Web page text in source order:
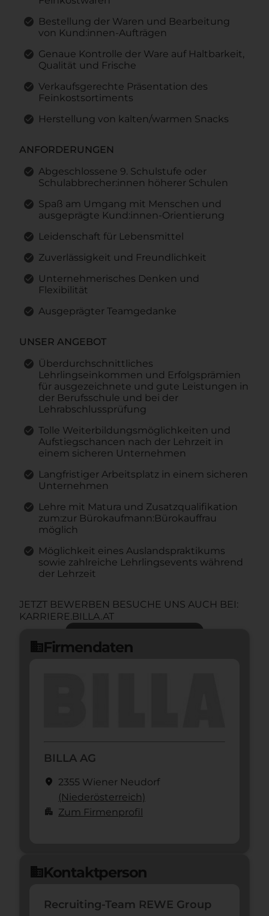
Bestellung der Waren und Bearbeitung
von Kund:innen-Aufträgen
Genaue Kontrolle der Ware auf Haltbarkeit,
Qualität und Frische
Verkaufsgerechte Präsentation des
Feinkostsortiments
Herstellung von kalten/warmen Snacks
ANFORDERUNGEN
Abgeschlossene 9. Schulstufe oder
Schulabbrecher:innen höherer Schulen
Spaß am Umgang mit Menschen und
ausgeprägte Kund:innen-Orientierung
Leidenschaft für Lebensmittel
Zuverlässigkeit und Freundlichkeit
Unternehmerisches Denken und
Flexibilität
Ausgeprägter Teamgedanke
UNSER ANGEBOT
Überdurchschnittliches
Lehrlingseinkommen und Erfolgsprämien
für ausgezeichnete und gute Leistungen in
der Berufsschule und bei der
Lehrabschlussprüfung
Tolle Weiterbildungsmöglichkeiten und
Aufstiegschancen nach der Lehrzeit in
einem sicheren Unternehmen
Langfristiger Arbeitsplatz in einem sicheren
Unternehmen
Lehre mit Matura und Zusatzqualifikation
zum:zur Bürokaufmann:Bürokauffrau
möglich
Möglichkeit eines Auslandspraktikums
sowie zahlreiche Lehrlingsevents während
der Lehrzeit
JETZT BEWERBEN BESUCHE UNS AUCH BEI:
KARRIERE.BILLA.AT
domainFirmendaten
BILLA AG
location_on 2355 Wiener Neudorf
(Nieder­österreich)
apartment Zum Firmenprofil
domainKontaktperson
Recruiting-Team REWE Group